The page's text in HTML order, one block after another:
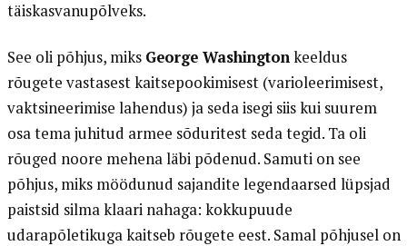
täiskasvanupõlveks.
See oli põhjus, miks George Washingtonkeeldus
rõugete vastasest kaitsepookimisest (varioleerimisest,
vaktsineerimise lahendus) ja seda isegi siis kui suurem
osa tema juhitud armee sõduritest seda tegid. Ta oli
rõuged noore mehena läbi põdenud. Samuti on see
põhjus, miks möödunud sajandite legendaarsed lüpsjad
paistsid silma klaari nahaga: kokkupuude
udarapõletikuga kaitseb rõugete eest. Samal põhjusel on